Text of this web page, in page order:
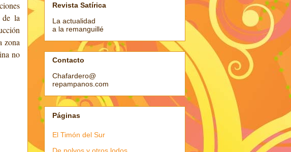
de la
zona
no
Revista Satírica
La actualidad
a la remanguillé
Contacto
Chafardero@
repampanos.com
Páginas
El Timón del Sur
De polvos y otros lodos